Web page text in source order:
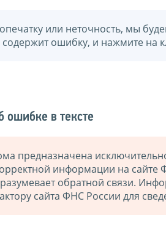
или неточность, мы
ошибку, и нажмите
ошибке в тексте
предназначена
информации на сайте
обратной связи.
сайта ФНС России для